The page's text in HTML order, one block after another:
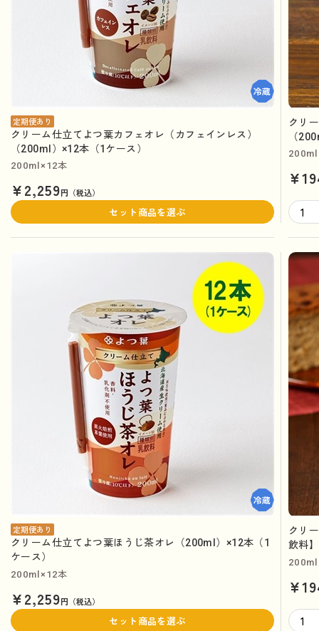
定期便あり
クリーム仕立てよつ葉カフェオレ（カフェインレス）
（200ml）×12本（1ケース）
200ml×12本
¥2,259円（税込）
セット商品を選ぶ
クリ
（
200ml
定期便あり
クリーム仕立てよつ葉ほうじ茶オレ（200ml）×12本（1
ケース）
200ml×12本
¥2,259円（税込）
セット商品を選ぶ
クリ
飲料】
200ml